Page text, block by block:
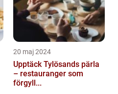
20 maj 2024
Upptäck Tylösands pärla
– restauranger som
förgyll...